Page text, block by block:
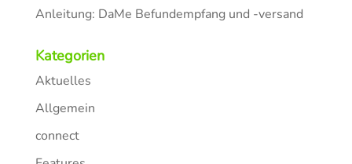
Anleitung: DaMe Befundempfang und -versand
Kategorien
Aktuelles
Allgemein
connect